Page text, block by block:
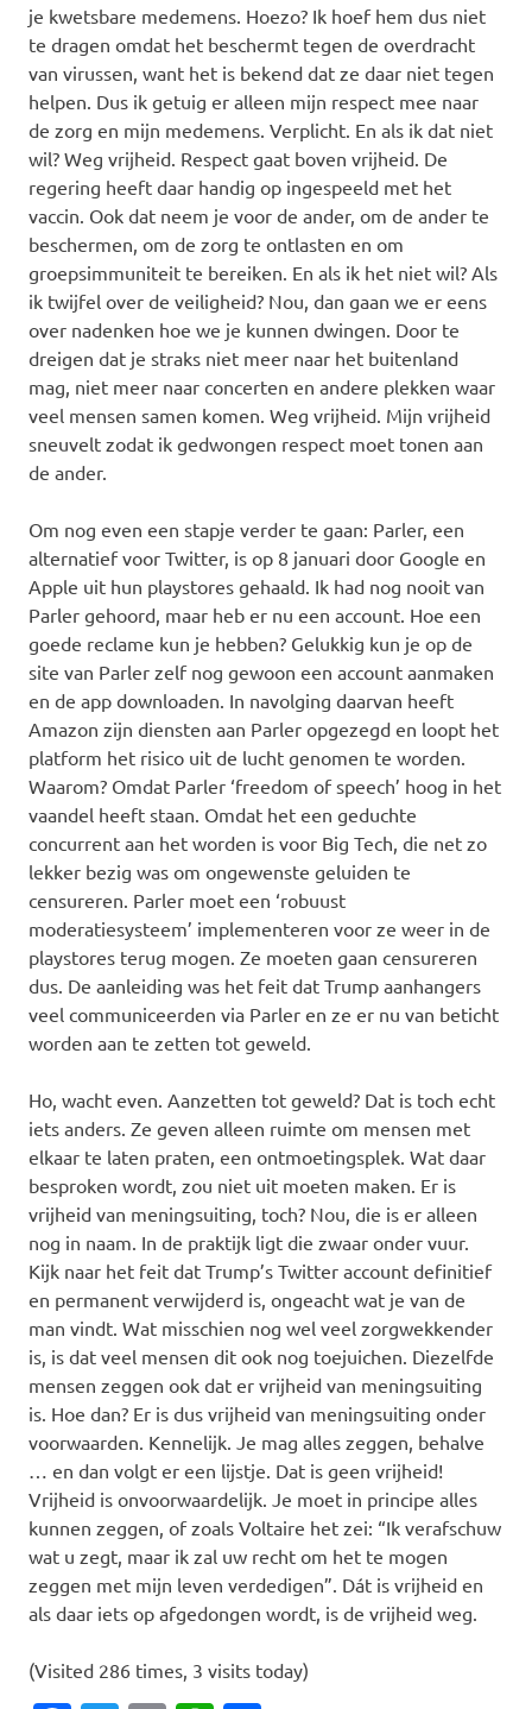
je kwetsbare medemens. Hoezo? Ik hoef hem dus niet
te dragen omdat het beschermt tegen de overdracht
van virussen, want het is bekend dat ze daar niet tegen
helpen. Dus ik getuig er alleen mijn respect mee naar
de zorg en mijn medemens. Verplicht. En als ik dat niet
wil? Weg vrijheid. Respect gaat boven vrijheid. De
regering heeft daar handig op ingespeeld met het
vaccin. Ook dat neem je voor de ander, om de ander te
beschermen, om de zorg te ontlasten en om
groepsimmuniteit te bereiken. En als ik het niet wil? Als
ik twijfel over de veiligheid? Nou, dan gaan we er eens
over nadenken hoe we je kunnen dwingen. Door te
dreigen dat je straks niet meer naar het buitenland
mag, niet meer naar concerten en andere plekken waar
veel mensen samen komen. Weg vrijheid. Mijn vrijheid
sneuvelt zodat ik gedwongen respect moet tonen aan
de ander.
Om nog even een stapje verder te gaan: Parler, een
alternatief voor Twitter, is op 8 januari door Google en
Apple uit hun playstores gehaald. Ik had nog nooit van
Parler gehoord, maar heb er nu een account. Hoe een
goede reclame kun je hebben? Gelukkig kun je op de
site van Parler zelf nog gewoon een account aanmaken
en de app downloaden. In navolging daarvan heeft
Amazon zijn diensten aan Parler opgezegd en loopt het
platform het risico uit de lucht genomen te worden.
Waarom? Omdat Parler ‘freedom of speech’ hoog in het
vaandel heeft staan. Omdat het een geduchte
concurrent aan het worden is voor Big Tech, die net zo
lekker bezig was om ongewenste geluiden te
censureren. Parler moet een ‘robuust
moderatiesysteem’ implementeren voor ze weer in de
playstores terug mogen. Ze moeten gaan censureren
dus. De aanleiding was het feit dat Trump aanhangers
veel communiceerden via Parler en ze er nu van beticht
worden aan te zetten tot geweld.
Ho, wacht even. Aanzetten tot geweld? Dat is toch echt
iets anders. Ze geven alleen ruimte om mensen met
elkaar te laten praten, een ontmoetingsplek. Wat daar
besproken wordt, zou niet uit moeten maken. Er is
vrijheid van meningsuiting, toch? Nou, die is er alleen
nog in naam. In de praktijk ligt die zwaar onder vuur.
Kijk naar het feit dat Trump’s Twitter account definitief
en permanent verwijderd is, ongeacht wat je van de
man vindt. Wat misschien nog wel veel zorgwekkender
is, is dat veel mensen dit ook nog toejuichen. Diezelfde
mensen zeggen ook dat er vrijheid van meningsuiting
is. Hoe dan? Er is dus vrijheid van meningsuiting onder
voorwaarden. Kennelijk. Je mag alles zeggen, behalve
… en dan volgt er een lijstje. Dat is geen vrijheid!
Vrijheid is onvoorwaardelijk. Je moet in principe alles
kunnen zeggen, of zoals Voltaire het zei: “Ik verafschuw
wat u zegt, maar ik zal uw recht om het te mogen
zeggen met mijn leven verdedigen”. Dát is vrijheid en
als daar iets op afgedongen wordt, is de vrijheid weg.
(Visited 286 times, 3 visits today)